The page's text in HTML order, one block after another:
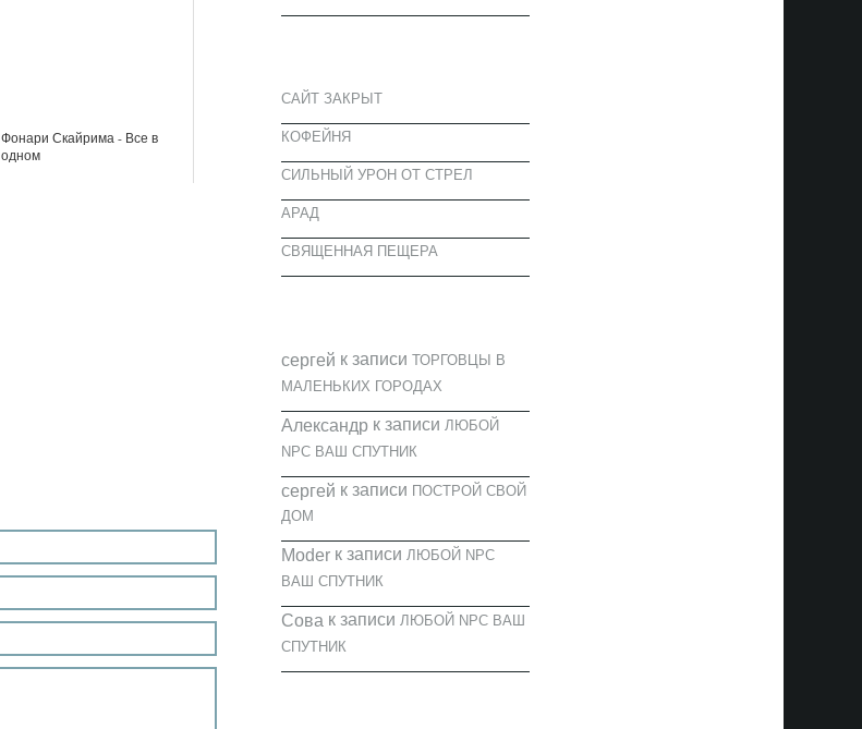
Фонари Скайрима - Все в
одном
САЙТ ЗАКРЫТ
КОФЕЙНЯ
CИЛЬНЫЙ УРОН ОТ СТРЕЛ
АРАД
СВЯЩЕННАЯ ПЕЩЕРА
cергей к записи ТОРГОВЦЫ В
МАЛЕНЬКИХ ГОРОДАХ
Александрк записи ЛЮБОЙ
NPC ВАШ СПУТНИК
cергей к записи ПОСТРОЙ СВОЙ
ДОМ
Moderк записи ЛЮБОЙ NPC
ВАШ СПУТНИК
Сова к записи ЛЮБОЙ NPC ВАШ
СПУТНИК